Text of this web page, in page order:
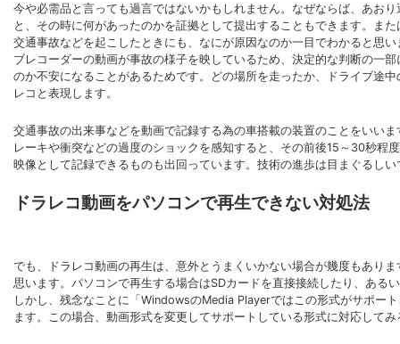
今や必需品と言っても過言ではないかもしれません。なぜならば、あお
と、その時に何があったのかを証拠として提出することもできます。ま
交通事故などを起こしたときにも、なにが原因なのか一目でわかると思
ブレコーダーの動画が事故の様子を映しているため、決定的な判断の一
のか不安になることがあるためです。どの場所を走ったか、ドライブ途
レコと表現します。
交通事故の出来事などを動画で記録する為の車搭載の装置のことをいい
レーキや衝突などの過度のショックを感知すると、その前後15～30秒
映像として記録できるものも出回っています。技術の進歩は目まぐるしい
ドラレコ動画をパソコンで再生できない対処法
でも、ドラレコ動画の再生は、意外とうまくいかない場合が幾度もあり
思います。パソコンで再生する場合はSDカードを直接接続したり、ある
しかし、残念なことに「WindowsのMedia Playerではこの形式がサポー
ます。この場合、動画形式を変更してサポートしている形式に対応して